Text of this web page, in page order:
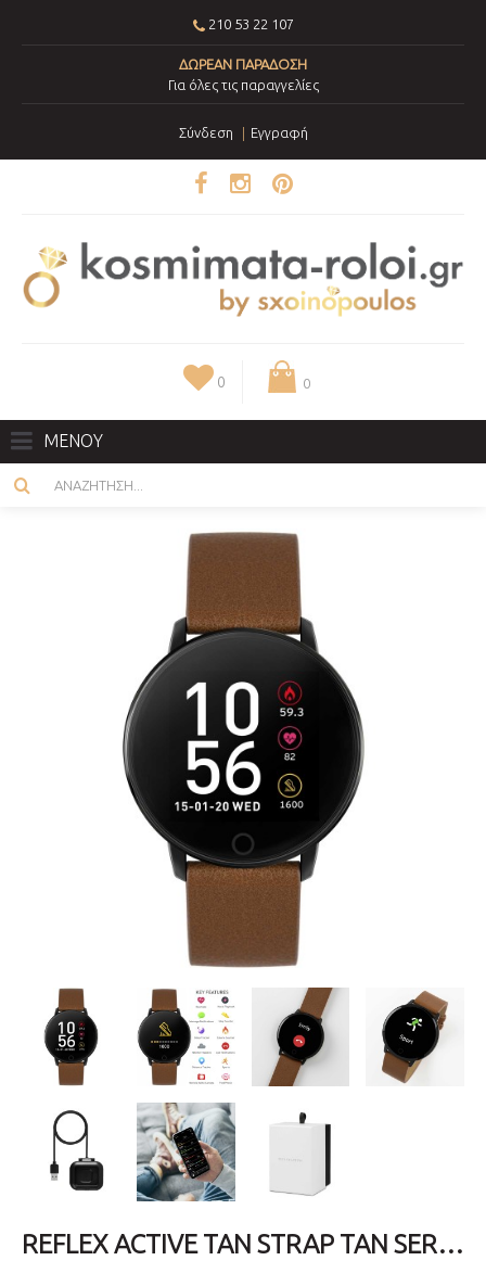
210 53 22 107
ΔΩΡΕΑΝ ΠΑΡΑΔΟΣΗ
Για όλες τις παραγγελίες
Σύνδεση Εγγραφή
0 0
ΜΕΝΟΥ
REFLEX ACTIVE TAN STRAP TAN SERIES 05 (RA05-2032)